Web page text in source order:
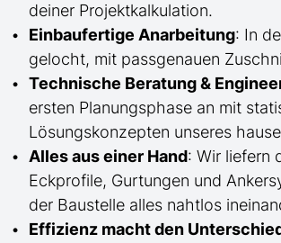
deiner Projektkalkulation.
Einbaufertige Anarbeitung: In
gelocht, mit passgenauen
Technische Beratung &
ersten Planungsphase an mit
Lösungskonzepten unseres
Alles aus einer Hand: Wir liefern
Eckprofile, Gurtungen und
der Baustelle alles nahtlos
Effizienz macht den